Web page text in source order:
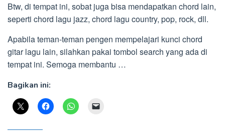
Btw, di tempat ini, sobat juga bisa mendapatkan chord lain,
seperti chord lagu jazz, chord lagu country, pop, rock, dll.
Apabila teman-teman pengen mempelajari kunci chord
gitar lagu lain, silahkan pakai tombol search yang ada di
tempat ini. Semoga membantu …
Bagikan ini: